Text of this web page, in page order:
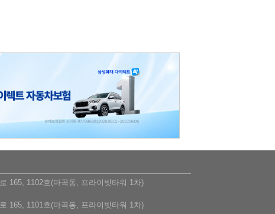
165, 1102호(마곡동, 프라이빗타워 1차)
165, 1101호(마곡동, 프라이빗타워 1차)